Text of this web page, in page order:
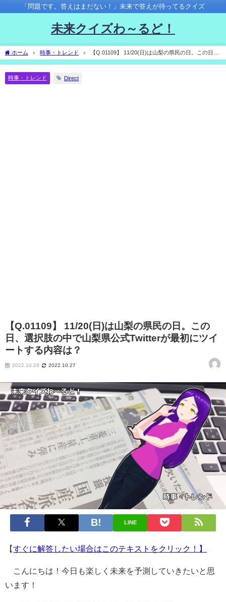
「問題です。答えはまだない！」未来で答えが待ってるクイズ
未来クイズわ～るど！
ホーム 時事・トレンド
【Q.01109】 11/20(日)は山梨の県民の日。この日、
選択肢の中で山梨県公式Twitterが最初にツイートする内容は？
時事・トレンド Direct
【Q.01109】 11/20(日)は山梨の県民の日。この
日、選択肢の中で山梨県公式Twitterが最初にツイ
ートする内容は？
2022.10.29 2022.10.27
LINE
【すぐに解答したい場合はこのテキストをクリック！】
こんにちは！今日も楽しく未来を予測していきたいと思
います！